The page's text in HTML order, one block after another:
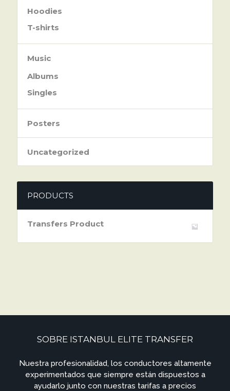
Hoodies
T-shirts
Music
Albums
Singles
Posters
Uncategorized
PRODUCTS
Transfers Product
SOBRE ISTANBUL ELITE TRANSFER
Nuestra profesionalidad, los conductores altamente
experimentados que siempre están dispuestos a
ayudarlo junto con nuestras tarifas a precios